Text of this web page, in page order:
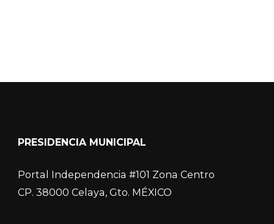
PRESIDENCIA MUNICIPAL
Portal Independencia #101 Zona Centro
CP. 38000 Celaya, Gto. MÉXICO